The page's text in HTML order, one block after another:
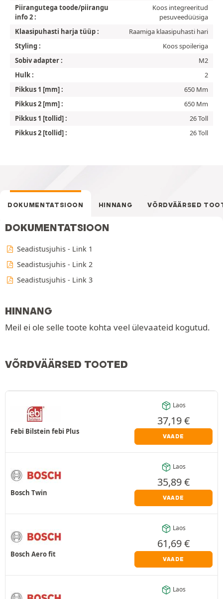
Piirangutega toode/piirangu
info 2 :
Koos integreeritud
pesuveedüüsiga
Klaasipuhasti harja tüüp :
Raamiga klaasipuhasti hari
Styling :
Koos spoileriga
Sobiv adapter :
M2
Hulk :
2
Pikkus 1 [mm] :
650 Mm
Pikkus 2 [mm] :
650 Mm
Pikkus 1 [tollid] :
26 Toll
Pikkus 2 [tollid] :
26 Toll
DOKUMENTATSIOON HINNANG VÕRDVÄÄRSED
DOKUMENTATSIOON
Seadistusjuhis - Link 1
Seadistusjuhis - Link 2
Seadistusjuhis - Link 3
HINNANG
Meil ei ole selle toote kohta veel ülevaateid kogutud.
VÕRDVÄÄRSED TOOTED
Febi Bilstein febi Plus
Laos
37,19€
VAADE
Bosch Twin
Laos
35,89€
VAADE
Bosch Aero fit
Laos
61,69€
VAADE
Laos